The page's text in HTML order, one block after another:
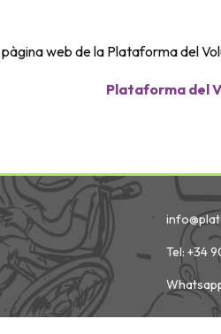
web de la Plataforma del
Plataforma del
Tel: +34